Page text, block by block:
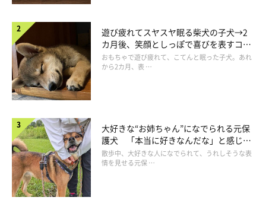
家族に迎えた頃のまるくん。秋田犬…？（笑）
@tsugaruhidemaru
飼い主さんご家族のもとで、すくすくと成長していったまるく
ん。まるくんの成長ぶりについて、飼い主さんはこのように話し
ていました。
飼い主さん：
「家に来た頃はあんなに小さかったのに、時が経つにつれどんど
ん大きくなっていき、
遊び疲れてスヤスヤ眠る柴犬の子犬→2
カ月後、笑顔としっぽで喜びを表すコに
成長！
おもちゃで遊び疲れて、こてんと眠った子犬。あれ
から2カ月、表 …
大好きな“お姉ちゃん”になでられる元保
護犬 「本当に好きなんだな」と感じる
表情にほっこり
散歩中、大好きな人になでられて、うれしそうな表
情を見せる元保 …